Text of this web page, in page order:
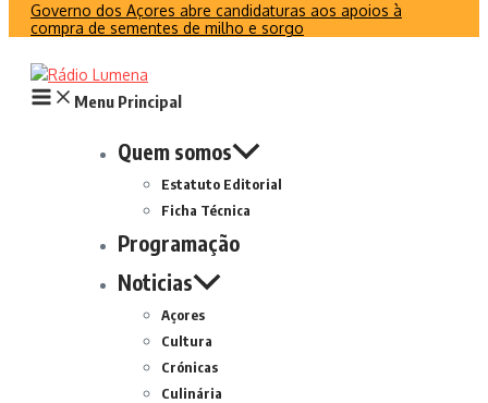
Governo dos Açores abre candidaturas aos apoios à
compra de sementes de milho e sorgo
Menu Principal
Quem somos
Estatuto Editorial
Ficha Técnica
Programação
Noticias
Açores
Cultura
Crónicas
Culinária